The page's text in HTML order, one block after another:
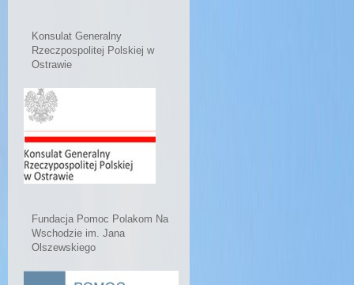
Konsulat Generalny
Rzeczpospolitej Polskiej w
Ostrawie
Fundacja Pomoc Polakom Na
Wschodzie im. Jana
Olszewskiego